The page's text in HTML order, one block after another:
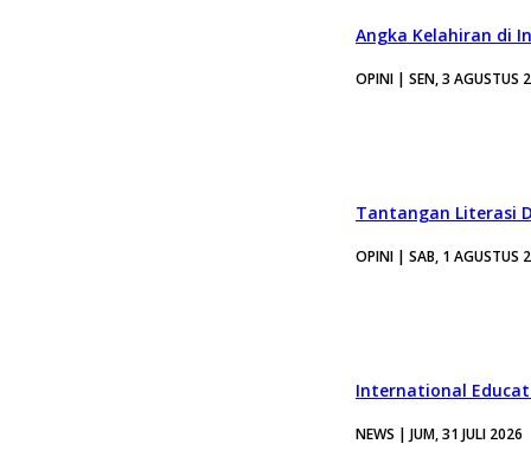
Angka Kelahiran di
OPINI | SEN, 3 AGUSTUS
Tantangan Literasi
OPINI | SAB, 1 AGUSTUS
International
NEWS | JUM, 31 JULI 2026